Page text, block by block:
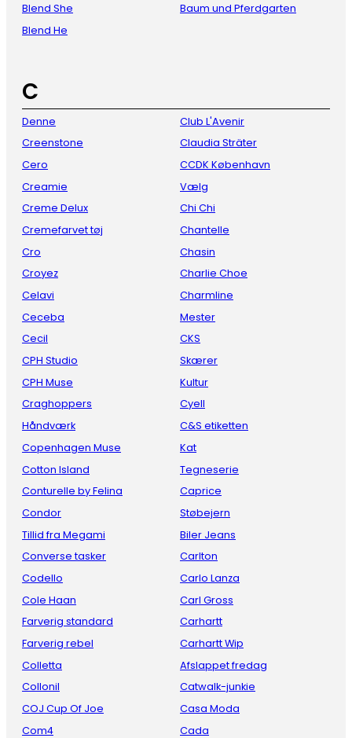
Blend She
Blend He
Baum und Pferdgarten
C
Denne
Creenstone
Cero
Creamie
Creme Delux
Cremefarvet tøj
Cro
Croyez
Celavi
Ceceba
Cecil
CPH Studio
CPH Muse
Craghoppers
Håndværk
Copenhagen Muse
Cotton Island
Conturelle by Felina
Condor
Tillid fra Megami
Converse tasker
Codello
Cole Haan
Farverig standard
Farverig rebel
Colletta
Collonil
COJ Cup Of Joe
Com4
Club L'Avenir
Claudia Sträter
CCDK København
Vælg
Chi Chi
Chantelle
Chasin
Charlie Choe
Charmline
Mester
CKS
Skærer
Kultur
Cyell
C&S etiketten
Kat
Tegneserie
Caprice
Støbejern
Biler Jeans
Carlton
Carlo Lanza
Carl Gross
Carhartt
Carhartt Wip
Afslappet fredag
Catwalk-junkie
Casa Moda
Cada